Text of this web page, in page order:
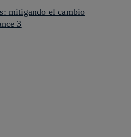
mitigando el cambio
3